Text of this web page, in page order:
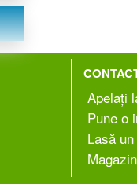
Apelați
Pune o
Lasă